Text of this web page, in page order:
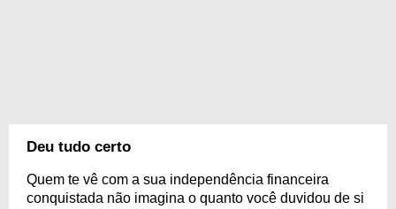
Deu tudo certo
Quem te vê com a sua independência financeira
conquistada não imagina o quanto você duvidou de si